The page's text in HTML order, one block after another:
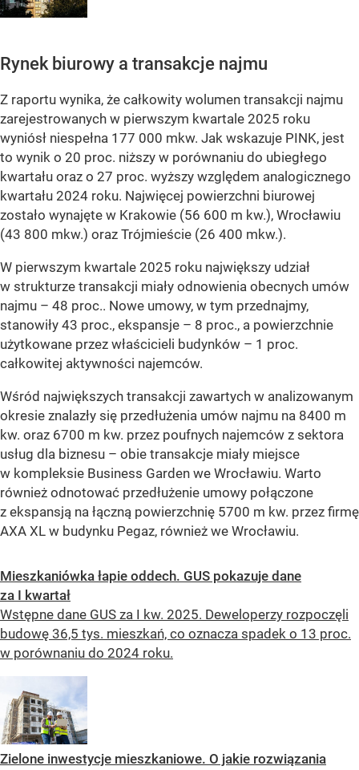
Rynek biurowy a transakcje najmu
Z raportu wynika, że całkowity wolumen transakcji najmu
zarejestrowanych w pierwszym kwartale 2025 roku
wyniósł niespełna 177 000 mkw. Jak wskazuje PINK, jest
to wynik o 20 proc. niższy w porównaniu do ubiegłego
kwartału oraz o 27 proc. wyższy względem analogicznego
kwartału 2024 roku. Najwięcej powierzchni biurowej
zostało wynajęte w Krakowie (56 600 m kw.), Wrocławiu
(43 800 mkw.) oraz Trójmieście (26 400 mkw.).
W pierwszym kwartale 2025 roku największy udział
w strukturze transakcji miały odnowienia obecnych umów
najmu – 48 proc.. Nowe umowy, w tym przednajmy,
stanowiły 43 proc., ekspansje – 8 proc., a powierzchnie
użytkowane przez właścicieli budynków – 1 proc.
całkowitej aktywności najemców.
Wśród największych transakcji zawartych w analizowanym
okresie znalazły się przedłużenia umów najmu na 8400 m
kw. oraz 6700 m kw. przez poufnych najemców z sektora
usług dla biznesu – obie transakcje miały miejsce
w kompleksie Business Garden we Wrocławiu. Warto
również odnotować przedłużenie umowy połączone
z ekspansją na łączną powierzchnię 5700 m kw. przez firmę
AXA XL w budynku Pegaz, również we Wrocławiu.
Mieszkaniówka łapie oddech. GUS pokazuje dane
za I kwartał
Wstępne dane GUS za I kw. 2025. Deweloperzy rozpoczęli
budowę 36,5 tys. mieszkań, co oznacza spadek o 13 proc.
w porównaniu do 2024 roku.
Zielone inwestycje mieszkaniowe. O jakie rozwiązania